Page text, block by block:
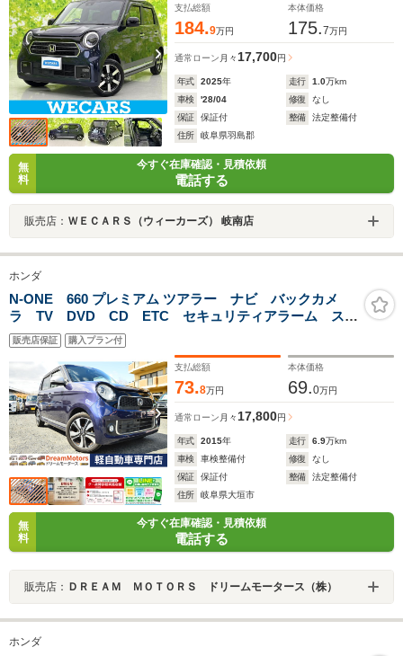
支払総額
184.9万円
本体価格
175.7万円
通常ローン 月々 17,700円
年式 2025年 走行 1.0万km
車検
'28/04 修復
なし
保証
保証付 整備
法定整備付
住所
岐阜県羽島郡
無
料
今すぐ在庫確認・見積依頼
電話する
販売店： ＷＥＣＡＲＳ（ウィーカーズ） 岐南店
ホンダ
N-ONE 660 プレミアム ツアラー ナビ バックカメ
ラ TV DVD CD ETC セキュリティアラーム スマ
キー 助手席エアバッグ 運転席エアバッグ キーレ
ス 全席PW ABS AAC 衝突安全ボディ パワス
テ アイドリング ベンチ席
販売店保証 購入プラン付
支払総額
73.8万円
本体価格
69.0万円
通常ローン 月々 17,800円
年式 2015年 走行 6.9万km
車検
車検整備付 修復
なし
保証
保証付 整備
法定整備付
住所
岐阜県大垣市
無
料
今すぐ在庫確認・見積依頼
電話する
販売店： ＤＲＥＡＭ ＭＯＴＯＲＳ ドリームモータース（株）
ホンダ